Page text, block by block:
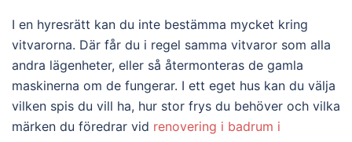
I en hyresrätt kan du inte bestämma mycket kring
vitvarorna. Där får du i regel samma vitvaror som alla
andra lägenheter, eller så återmonteras de gamla
maskinerna om de fungerar. I ett eget hus kan du välja
vilken spis du vill ha, hur stor frys du behöver och vilka
märken du föredrar vid renovering i badrum i